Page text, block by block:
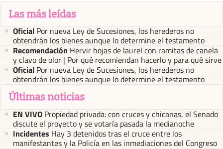
Las más leídas
Oficial Por nueva Ley de Sucesiones, los herederos no
obtendrán los bienes aunque lo determine el testamento
Recomendación Hervir hojas de laurel con ramitas de canela
y clavo de olor | Por qué recomiendan hacerlo y para qué sirve
Oficial Por nueva Ley de Sucesiones, los herederos no
obtendrán los bienes aunque lo determine el testamento
Últimas noticias
EN VIVO Propiedad privada: con cruces y chicanas, el Senado
discute el proyecto y se votaría pasada la medianoche
Incidentes Hay 3 detenidos tras el cruce entre los
manifestantes y la Policía en las inmediaciones del Congreso